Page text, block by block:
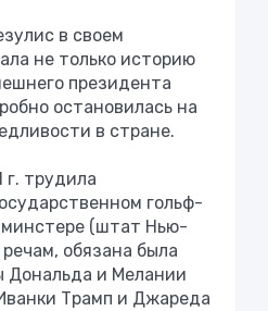
в своем
не только историю
президента
остановилась на
в стране.
г. трудила
гольф-
(штат Нью-
обязана была
Дональда и Мелании
Трамп и Джареда